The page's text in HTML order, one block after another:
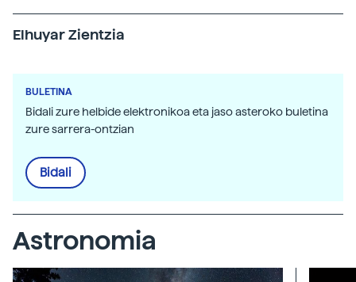
Elhuyar Zientzia
BULETINA
Bidali zure helbide elektronikoa eta jaso asteroko buletina
zure sarrera-ontzian
Bidali
Astronomia